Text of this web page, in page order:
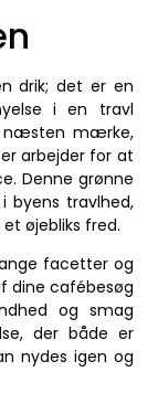
drik; det er en
i en travl
næsten mærke,
arbejder for at
Denne grønne
byens travlhed,
øjebliks fred.
facetter og
dine cafébesøg
og smag
der både er
nydes igen og